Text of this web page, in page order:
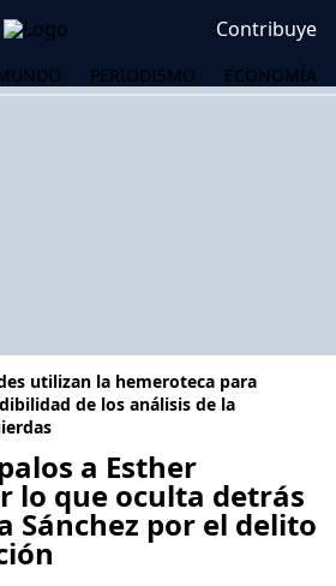
Contribuye
PERIODISMO ECONOMÍA
utilizan la hemeroteca para
de los análisis de la
a Esther
lo que oculta detrás
Sánchez por el delito